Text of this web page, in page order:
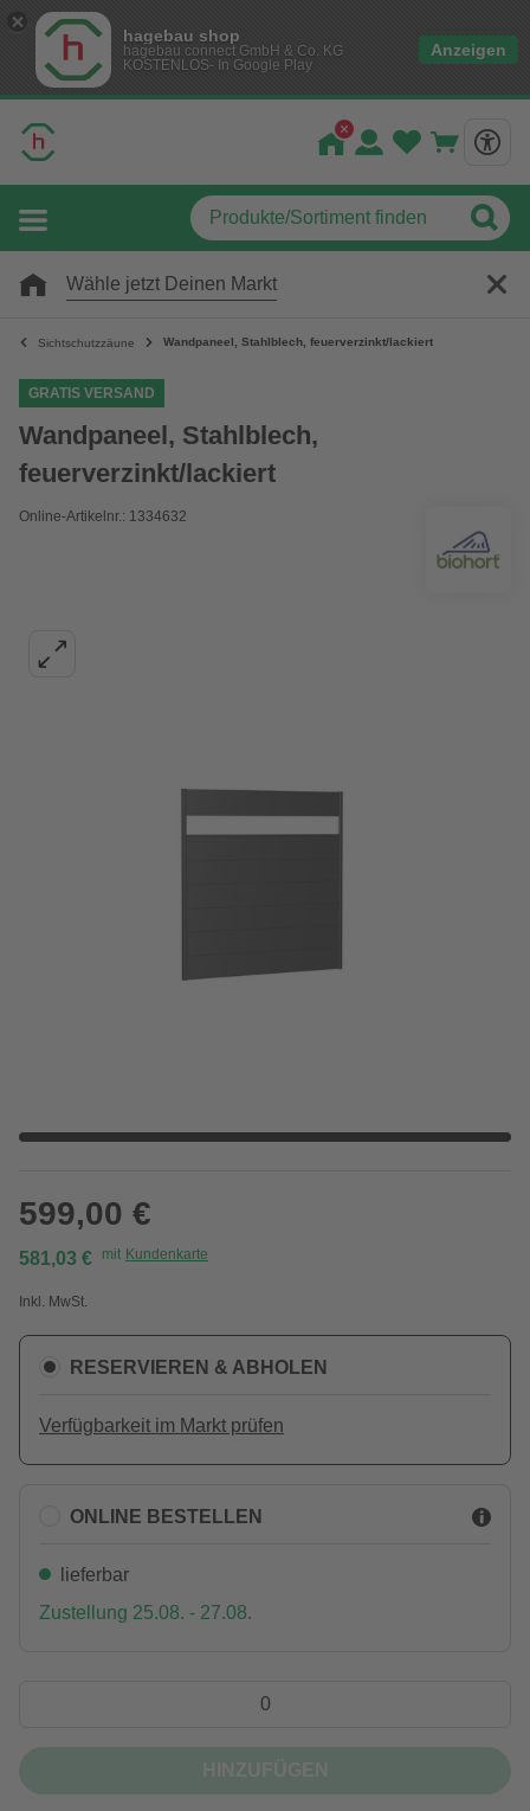
hagebau shop
hagebau connect GmbH & Co. KG
KOSTENLOS- In Google Play
Anzeigen
Wähle jetzt Deinen Markt
Sichtschutzzäune Wandpaneel, Stahlblech, feuerverzinkt/lackiert
GRATIS VERSAND
Wandpaneel, Stahlblech,
feuerverzinkt/lackiert
Online-Artikelnr.: 1334632
599,00 €
581,03 € mit Kundenkarte
Inkl. MwSt.
RESERVIEREN & ABHOLEN
Verfügbarkeit im Markt prüfen
ONLINE BESTELLEN
lieferbar
Zustellung 25.08. - 27.08.